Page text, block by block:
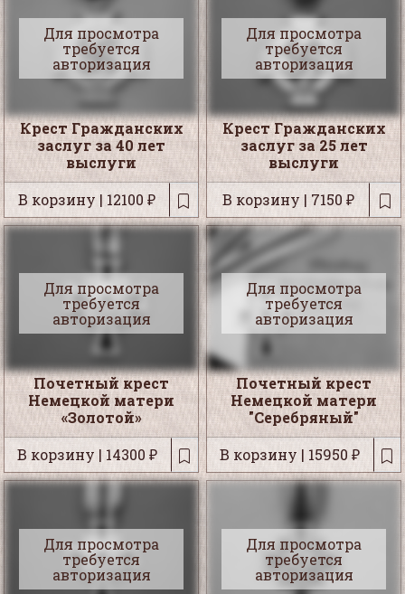
Для просмотра
требуется
авторизация
Крест Гражданских
заслуг за 40 лет
выслуги
В корзину | 12100 ₽
Для просмотра
требуется
авторизация
Крест Гражданских
заслуг за 25 лет
выслуги
В корзину | 7150 ₽
Для просмотра
требуется
авторизация
Почетный крест
Немецкой матери
«Золотой»
В корзину | 14300 ₽
Для просмотра
требуется
авторизация
Почетный крест
Немецкой матери
"Серебряный"
В корзину | 15950 ₽
Для просмотра
требуется
авторизация
Для просмотра
требуется
авторизация